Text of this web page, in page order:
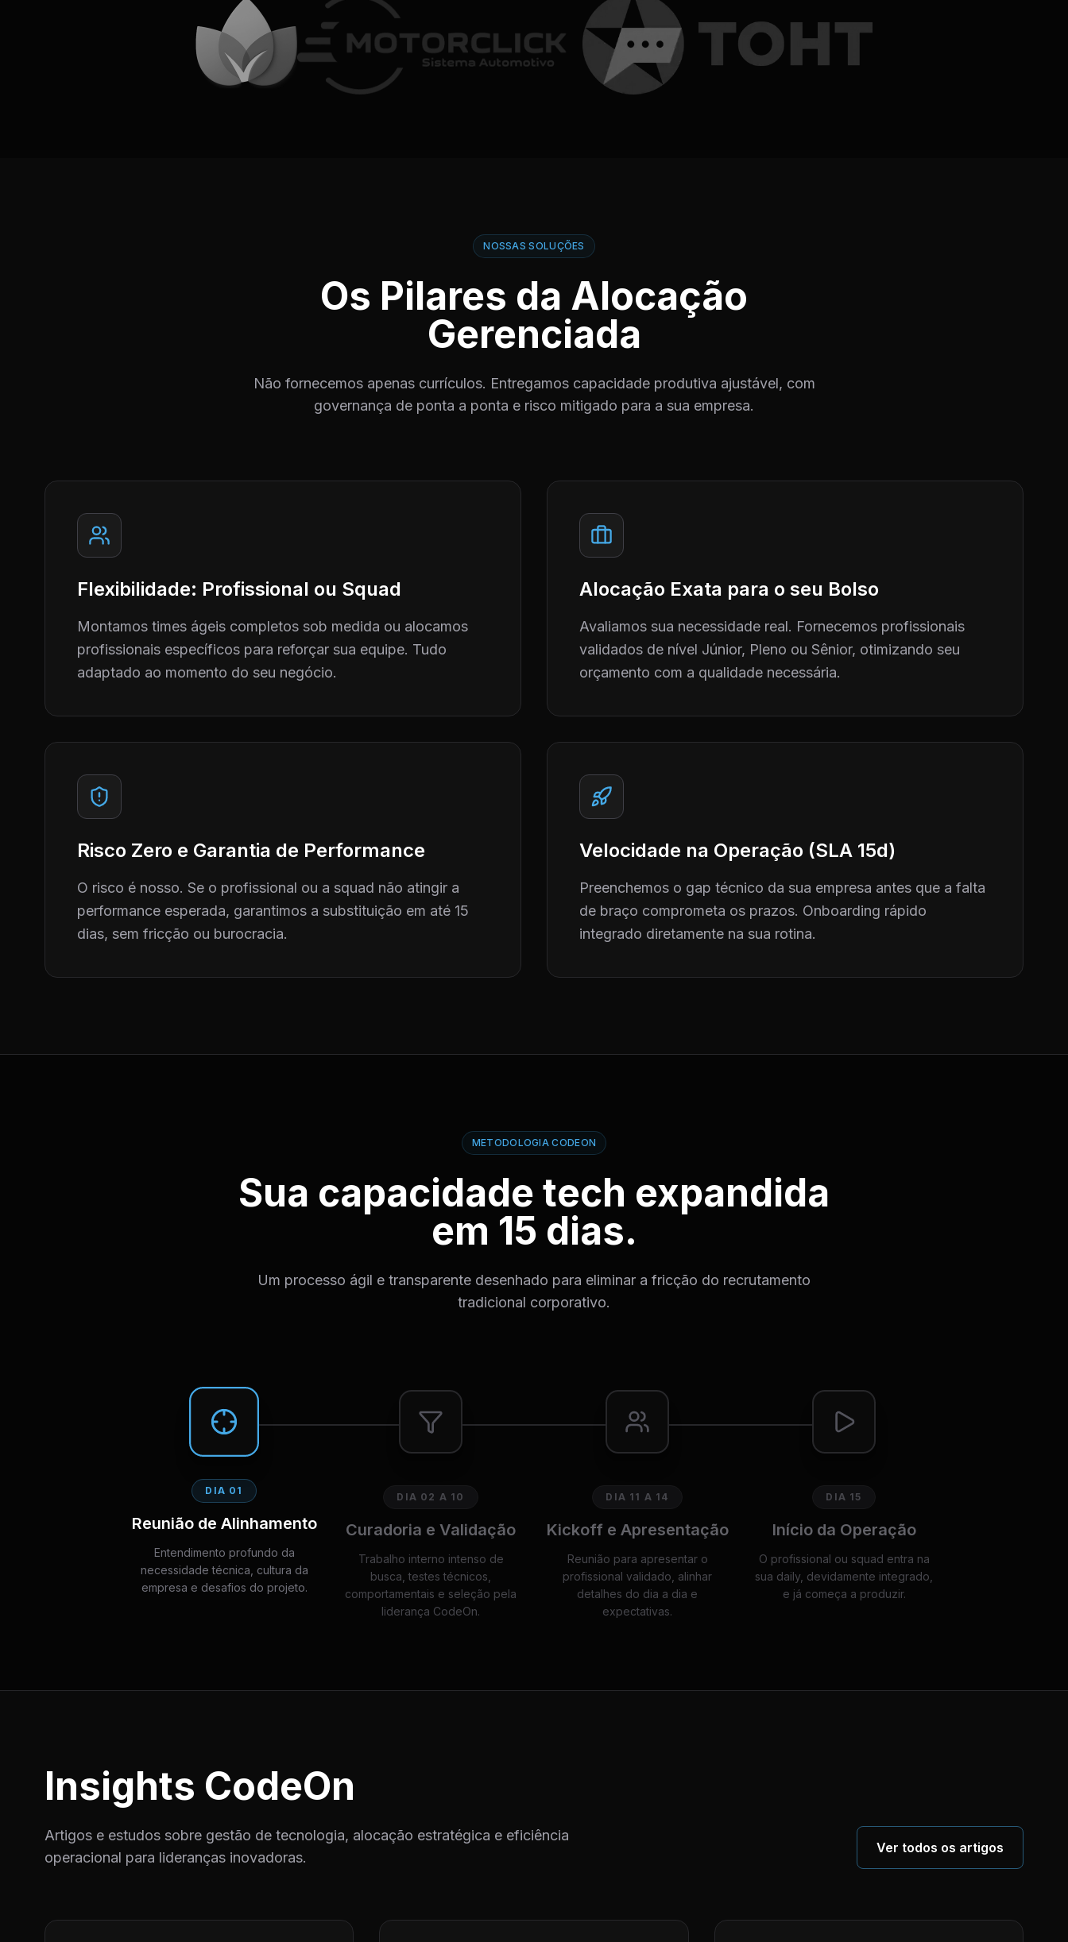
NOSSAS SOLUÇÕES
Os Pilares da Alocação
Gerenciada
Não fornecemos apenas currículos. Entregamos capacidade produtiva ajustável, com
governança de ponta a ponta e risco mitigado para a sua empresa.
Flexibilidade: Profissional ou Squad
Montamos times ágeis completos sob medida ou alocamos
profissionais específicos para reforçar sua equipe. Tudo
adaptado ao momento do seu negócio.
Alocação Exata para o seu Bolso
Avaliamos sua necessidade real. Fornecemos profissionais
validados de nível Júnior, Pleno ou Sênior, otimizando seu
orçamento com a qualidade necessária.
Risco Zero e Garantia de Performance
O risco é nosso. Se o profissional ou a squad não atingir a
performance esperada, garantimos a substituição em até 15
dias, sem fricção ou burocracia.
Velocidade na Operação (SLA 15d)
Preenchemos o gap técnico da sua empresa antes que a falta
de braço comprometa os prazos. Onboarding rápido
integrado diretamente na sua rotina.
METODOLOGIA CODEON
Sua capacidade tech expandida
em 15 dias.
Um processo ágil e transparente desenhado para eliminar a fricção do recrutamento
tradicional corporativo.
DIA 01
Reunião de Alinhamento
Entendimento profundo da
necessidade técnica, cultura da
empresa e desafios do projeto.
DIA 02 A 10
Curadoria e Validação
Trabalho interno intenso de
busca, testes técnicos,
comportamentais e seleção pela
liderança CodeOn.
DIA 11 A 14
Kickoff e Apresentação
Reunião para apresentar o
profissional validado, alinhar
detalhes do dia a dia e
expectativas.
DIA 15
Início da Operação
O profissional ou squad entra na
sua daily, devidamente integrado,
e já começa a produzir.
Insights CodeOn
Artigos e estudos sobre gestão de tecnologia, alocação estratégica e eficiência
operacional para lideranças inovadoras.
Ver todos os artigos